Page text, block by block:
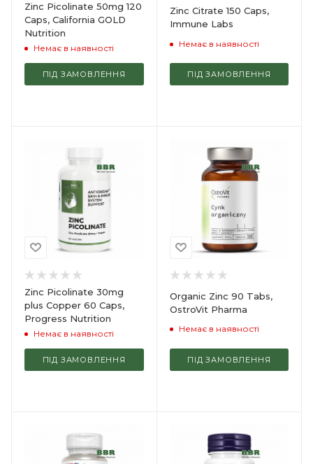
Zinc Picolinate 50mg 120
Caps, California GOLD
Nutrition
Немає в наявності
ПІД ЗАМОВЛЕННЯ
Zinc Citrate 150 Caps,
Immune Labs
Немає в наявності
ПІД ЗАМОВЛЕННЯ
Zinc Picolinate 30mg
plus Copper 60 Caps,
Progress Nutrition
Немає в наявності
ПІД ЗАМОВЛЕННЯ
Organic Zinc 90 Tabs,
OstroVit Pharma
Немає в наявності
ПІД ЗАМОВЛЕННЯ